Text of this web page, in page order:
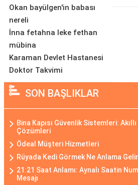
Okan bayülgen'in babası
nereli
İnna fetahna leke fethan
mübina
Karaman Devlet Hastanesi
Doktor Takvimi
SON BAŞLIKLAR
Bina Kapısı Güvenlik Sistemleri:
Çözümleri
Ödeal Müşteri Hizmetleri
Rüyada Kedi Görmek Ne Anlama
21:21 Saat Anlamı: Aynalı Saatin
Mesajı